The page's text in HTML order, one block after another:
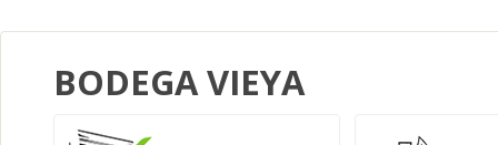
BODEGA VIEYA